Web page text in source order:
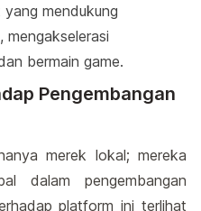
mendukung
bermain game.
Pengembangan
merek lokal; mereka
dalam pengembangan
platform ini terlihat